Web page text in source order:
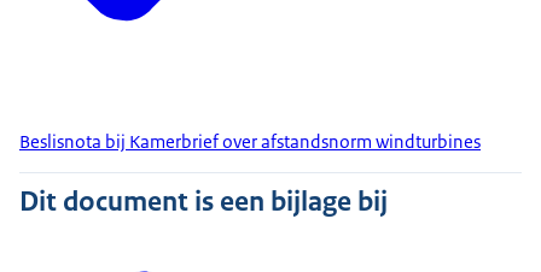
Beslisnota bij Kamerbrief over afstandsnorm windturbines
Dit document is een bijlage bij